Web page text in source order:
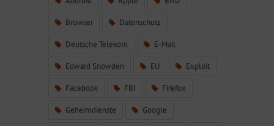
Browser Datenschutz
Deutsche Telekom E-Mail
Edward Snowden EU Exploit
Facebook FBI Firefox
Geheimdienste Google